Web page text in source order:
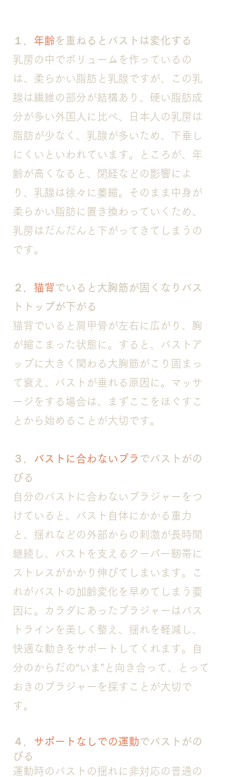
１． 年齢を重ねるとバストは変化する
乳房の中でボリュームを作っているの
は、柔らかい脂肪と乳腺ですが、この乳
腺は繊維の部分が結構あり、硬い脂肪成
分が多い外国人に比べ、日本人の乳房は
脂肪が少なく、乳腺が多いため、下垂し
にくいといわれています。ところが、年
齢が高くなると、閉経などの影響によ
り、乳腺は徐々に萎縮。そのまま中身が
柔らかい脂肪に置き換わっていくため、
乳房はだんだんと下がってきてしまうの
です。
２． 猫背 でいると大胸筋が固くなりバス
トトップが下がる
猫背でいると肩甲骨が左右に広がり、胸
が縮こまった状態に。すると、バストア
ップに大きく関わる大胸筋がこり固まっ
て衰え、バストが垂れる原因に。マッサ
ージをする場合は、まずここをほぐすこ
とから始めることが大切です。
３． バストに合わないブラ でバストがの
びる
自分のバストに合わないブラジャーをつ
けていると、バスト自体にかかる重力
と、揺れなどの外部からの刺激が長時間
継続し、バストを支えるクーパー靭帯に
ストレスがかかり伸びてしまいます。こ
れがバストの加齢変化を早めてしまう要
因に。カラダにあったブラジャーはバス
トラインを美しく整え、揺れを軽減し、
快適な動きをサポートしてくれます。自
分のからだの“いま”と向き合って、とって
おきのブラジャーを探すことが大切で
す。
４． サポートなしでの運動 でバストがの
びる
運動時のバストの揺れに非対応の普通の